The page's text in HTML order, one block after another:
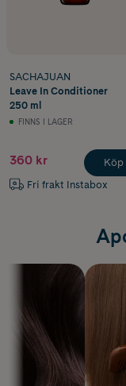
SACHAJUAN
Leave In Conditioner
250 ml
FINNS I LAGER
360 kr
Fri frakt Instabox
Köp